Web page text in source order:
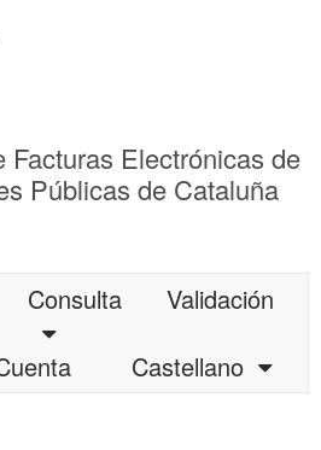
Facturas Electrónicas de
Públicas de Cataluña
Consulta
Validación
Castellano